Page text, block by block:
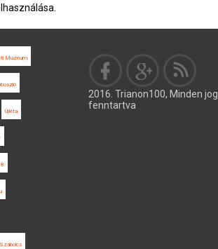
Múzeum
Újléta
2016. Trianon100, Minden jog
fenntartva